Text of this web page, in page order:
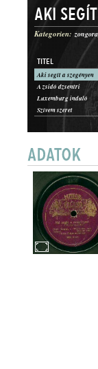
GATTUNG: BETÉTDAL
ERSCHEINUNGSJAHR:
Aki
Kategorien: zongora
TITEL
Aki segít a szegényen
A zsidó dzsentri
Luxemburg induló
Szívem szeret